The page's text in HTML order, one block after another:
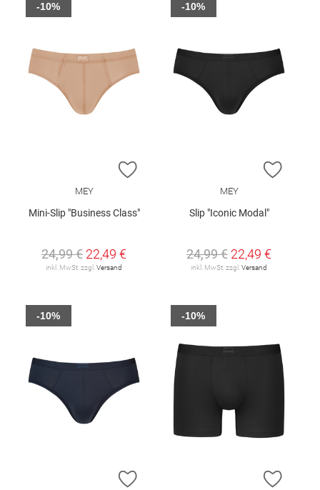
ZUR WUNSCHLISTE HINZUFÜGEN
MEY
Mini-Slip "Business Class"
24,99 € 22,49 €
inkl. MwSt. zzgl. Versand
-10%
ZUR
MEY
Slip "Iconic Modal"
24,99 € 22,49 €
inkl. MwSt. zzgl. Versand
-10%
ZUR WUNSCHLISTE HINZUFÜGEN
-10%
ZUR
-10%